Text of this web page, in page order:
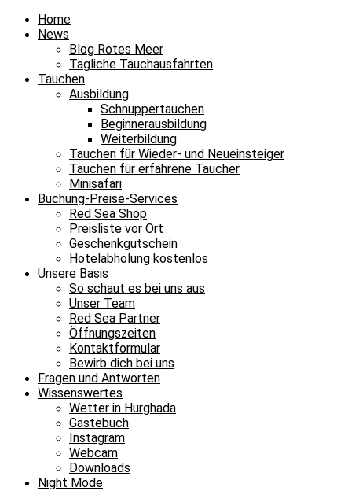
Home
News
Blog Rotes Meer
Tägliche Tauchausfahrten
Tauchen
Ausbildung
Schnuppertauchen
Beginnerausbildung
Weiterbildung
Tauchen für Wieder- und Neueinsteiger
Tauchen für erfahrene Taucher
Minisafari
Buchung-Preise-Services
Red Sea Shop
Preisliste vor Ort
Geschenkgutschein
Hotelabholung kostenlos
Unsere Basis
So schaut es bei uns aus
Unser Team
Red Sea Partner
Öffnungszeiten
Kontaktformular
Bewirb dich bei uns
Fragen und Antworten
Wissenswertes
Wetter in Hurghada
Gästebuch
Instagram
Webcam
Downloads
Night Mode